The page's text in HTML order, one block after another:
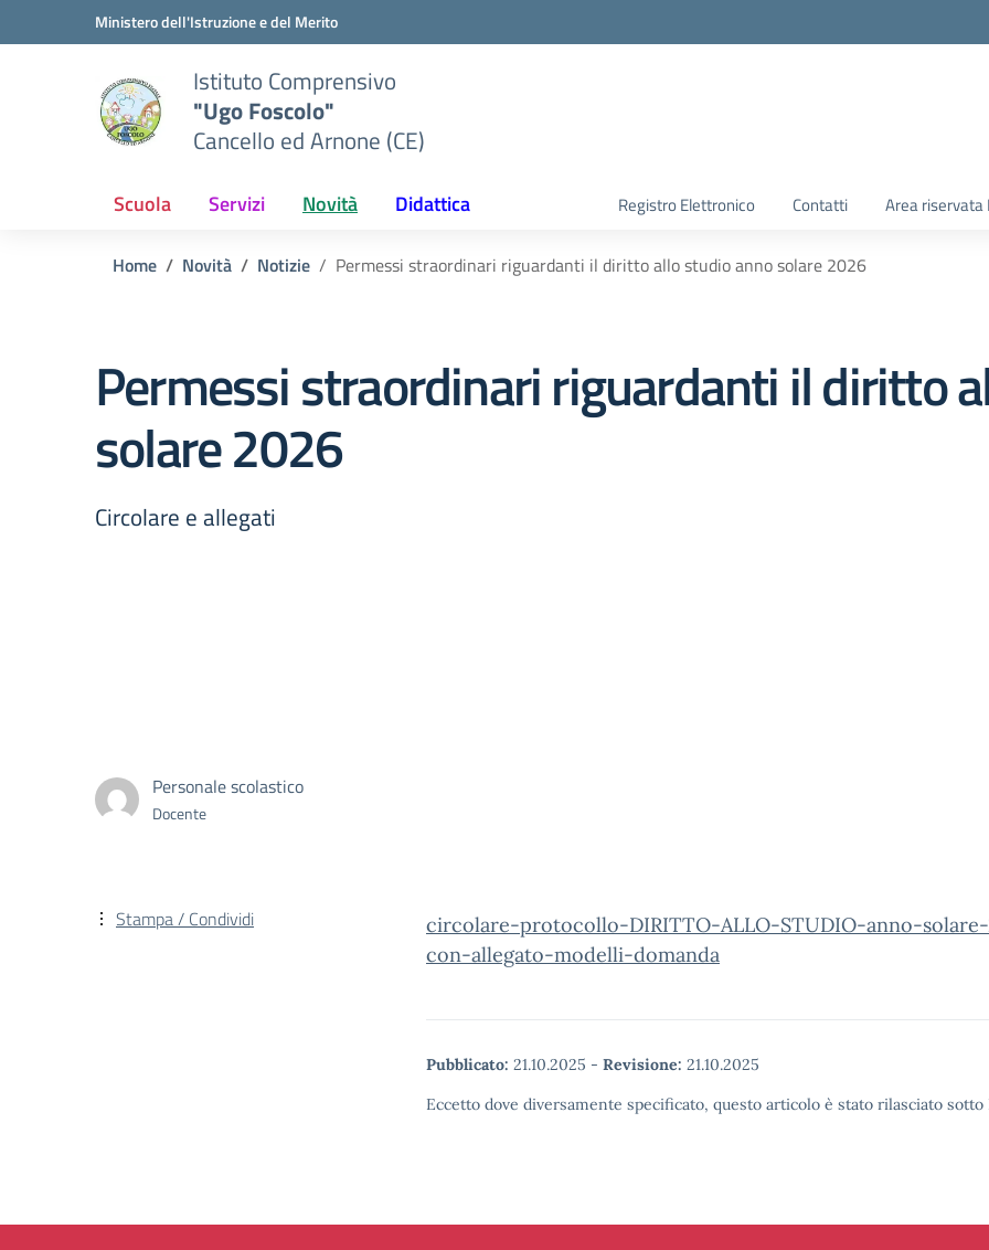
Vai ai contenuti
Vai al menu di navigazioneMinistero dell'Istruzione e del Merito
Istituto Comprensivo
"Ugo Foscolo"
Cancello ed Arnone (CE)
Scuola Servizi Novità Didattica Registro Elettronico Contatti Area riservata
Home Novità Notizie Permessi straordinari riguardanti il diritto allo studio anno solare 2026
Permessi straordinari riguardanti il diritto
solare 2026
Circolare e allegati
Personale scolastico
Docente
circolare-protocollo-DIRITTO-ALLO-STUDIO-anno-
con-allegato-modelli-domanda
Pubblicato: 21.10.2025 - Revisione: 21.10.2025
Eccetto dove diversamente specificato, questo articolo è stato rilasciato
Stampa / Condividi